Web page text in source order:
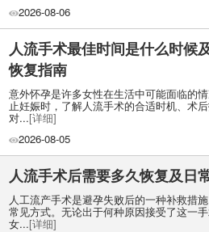
2026-08-06
人流手术最佳时间是什么时候
恢复指南
意外怀孕是许多女性在生活中可能面临的
止妊娠时，了解人流手术的合适时机、术
对...[详细]
2026-08-05
人流手术后需要多久恢复及日
人工流产手术是避孕失败后的一种补救措
常见方式。无论出于何种原因接受了这一
女...[详细]